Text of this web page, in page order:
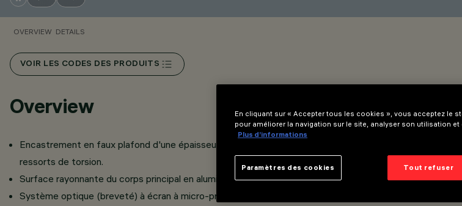
OVERVIEW DETAILS
VOIR LES CODES DES PRODUITS
Overview
Encastrement en faux plafond d'une épaisseur de 12,5 - 15 - 20 mm pour les versions Minimal (sans
ressorts de torsion.
Surface rayonnante du corps principal en aluminium moulé sous pression.
Système optique (breveté) à écran à micro-prismes asymétriques, permettant une diffusion Wall
En cliquant sur « Accepter tous les cookies », vous acceptez le
pour améliorer la navigation sur le site, analyser son utilisation
Plus d’informations
Tout refuser
Paramètres des cookies